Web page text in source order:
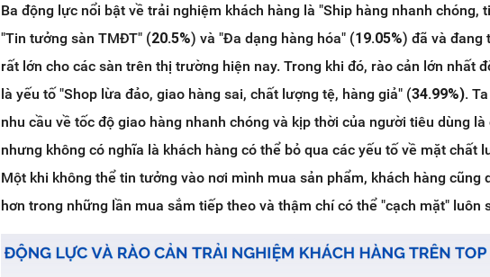
Ba động lực nổi bật về trải nghiệm khách hàng là "Ship hàng nhanh chóng,
"Tin tưởng sàn TMĐT" (20.5%) và "Đa dạng hàng hóa" (19.05%) đã và đang
rất lớn cho các sàn trên thị trường hiện nay. Trong khi đó, rào cản lớn nhất
là yếu tố "Shop lừa đảo, giao hàng sai, chất lượng tệ, hàng giả" (34.99%).
nhu cầu về tốc độ giao hàng nhanh chóng và kịp thời của người tiêu dùng là
nhưng không có nghĩa là khách hàng có thể bỏ qua các yếu tố về mặt chất
Một khi không thể tin tưởng vào nơi mình mua sản phẩm, khách hàng cũng
hơn trong những lần mua sắm tiếp theo và thậm chí có thể "cạch mặt" luôn